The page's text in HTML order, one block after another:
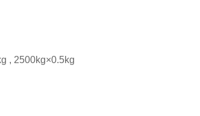
, 2500kg×0.5kg